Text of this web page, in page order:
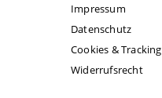
Impressum
Datenschutz
Cookies & Tracking
Widerrufsrecht